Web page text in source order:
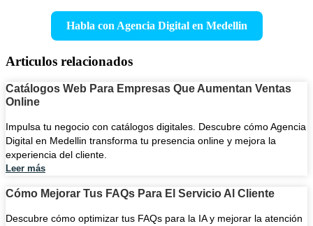
Habla con Agencia Digital en Medellin
Articulos relacionados
Catálogos Web Para Empresas Que Aumentan Ventas
Online
Impulsa tu negocio con catálogos digitales. Descubre cómo Agencia
Digital en Medellin transforma tu presencia online y mejora la
experiencia del cliente.
Leer más
Cómo Mejorar Tus FAQs Para El Servicio Al Cliente
Descubre cómo optimizar tus FAQs para la IA y mejorar la atención